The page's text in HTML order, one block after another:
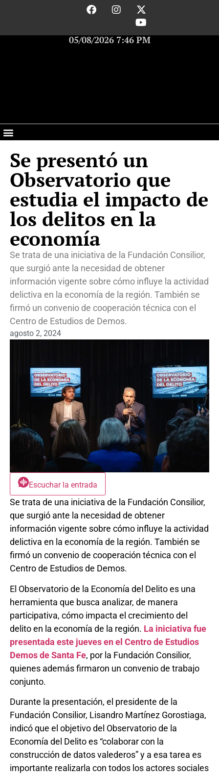
05/08/2026 7:46 PM
Se presentó un
Observatorio que
estudia el impacto de
los delitos en la
economía
Se trata de una iniciativa de la Fundación Consilior,
que surgió ante la necesidad de obtener
información vigente sobre cómo influye la actividad
delictiva en la economía de la región. También se
firmó un convenio de cooperación técnica con el
Centro de Estudios de Demos.
agosto 2, 2024
Escuchar la entrada
Se trata de una iniciativa de la Fundación Consilior,
que surgió ante la necesidad de obtener
información vigente sobre cómo influye la actividad
delictiva en la economía de la región. También se
firmó un convenio de cooperación técnica con el
Centro de Estudios de Demos.
El Observatorio de la Economía del Delito es una
herramienta que busca analizar, de manera
participativa, cómo impacta el crecimiento del
delito en la economía de la región. La iniciativa fue
presentada este jueves en el Centro de Estudios
Demos de Santa Fe, por la Fundación Consilior,
quienes además firmaron un convenio de trabajo
conjunto.
Durante la presentación, el presidente de la
Fundación Consilior, Lisandro Martínez Gorostiaga,
indicó que el objetivo del Observatorio de la
Economía del Delito es “colaborar con la
construcción de datos valederos” y a esa tarea es
importante realizarla con todos los actores sociales